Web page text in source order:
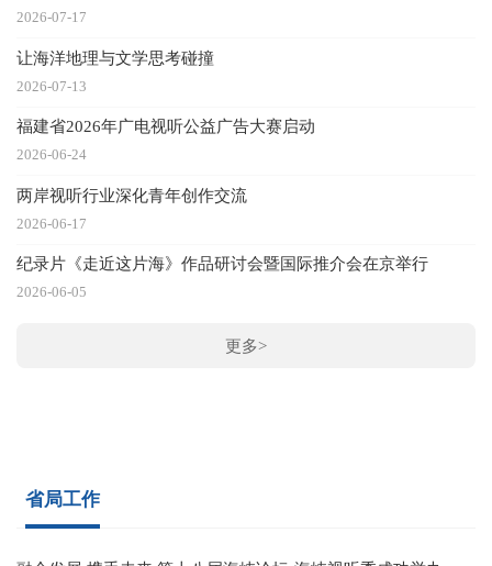
2026-07-17
让海洋地理与文学思考碰撞
2026-07-13
福建省2026年广电视听公益广告大赛启动
2026-06-24
两岸视听行业深化青年创作交流
2026-06-17
纪录片《走近这片海》作品研讨会暨国际推介会在京举行
2026-06-05
更多>
省局工作